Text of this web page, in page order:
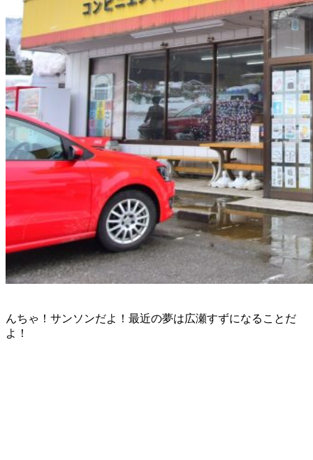
んちゃ！サンソンだよ！最近の夢は広瀬すずになることだ
よ！